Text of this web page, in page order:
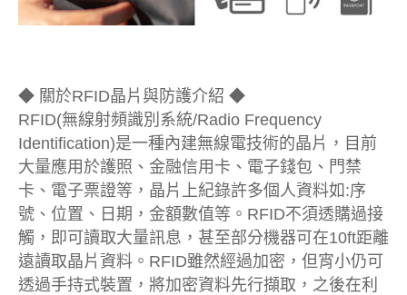
◆ 關於RFID晶片與防護介紹 ◆
RFID(無線射頻識別系統/Radio Frequency
Identification)是一種內建無線電技術的晶片，目前
大量應用於護照、金融信用卡、電子錢包、門禁
卡、電子票證等，晶片上紀錄許多個人資料如:序
號、位置、日期，金額數值等。RFID不須透購過接
觸，即可讀取大量訊息，甚至部分機器可在10ft距離
遠讀取晶片資料。RFID雖然經過加密，但宵小仍可
透過手持式裝置，將加密資料先行擷取，之後在利